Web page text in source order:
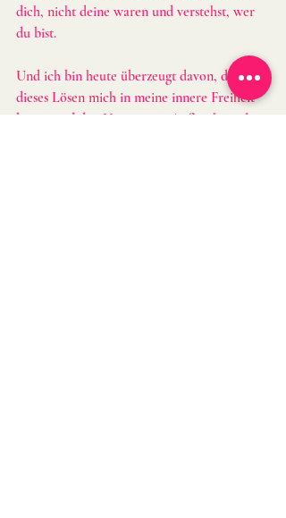
dich, nicht deine waren und verstehst, wer
du bist.
Und ich bin heute überzeugt davon, dass
dieses Lösen mich in meine innere Freiheit
bringt und den Umgang im Außen komplett